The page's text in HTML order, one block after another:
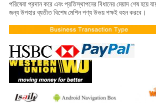
পরিষেবা প্রদান করে এবং প্রতিস্থাপনের বিধানের মেয়াদ শেষ হয়ে
জন্য উপহার ব্যতীত বিশেষ মেশিন পণ্য উভয় পক্ষই বহন করবে।